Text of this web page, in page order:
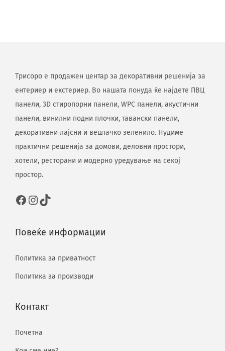
Трисоро е продажен центар за декоративни решенија за
ентериер и екстериер. Во нашата понуда ќе најдете ПВЦ
панели, 3D стиропорни панели, WPC панели, акустични
панели, винилни подни плочки, тавански панели,
декоративни лајсни и вештачко зеленило. Нудиме
практични решенија за домови, деловни простори,
хотели, ресторани и модерно уредување на секој
простор.
Повеќе информации
Политика за приватност
Политика за производи
Контакт
Почетна